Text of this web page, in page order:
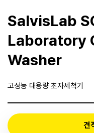
SalvisLab
Laboratory
Washer
고성능 대용량 초자세척기
견